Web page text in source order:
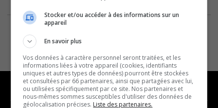
Stocker et/ou accéder à des informations sur un
appareil
En savoir plus
Vos données à caractère personnel seront traitées, et les
informations liées à votre appareil (cookies, identifiants
uniques et autres types de données) pourront être stockées
et consultées par 66 partenaires, ainsi que partagées avec lui,
ou utilisées spécifiquement par ce site. Nos partenaires et
nous-mêmes sommes susceptibles d'utiliser des données de
géolocalisation précises. Liste des partenaires.